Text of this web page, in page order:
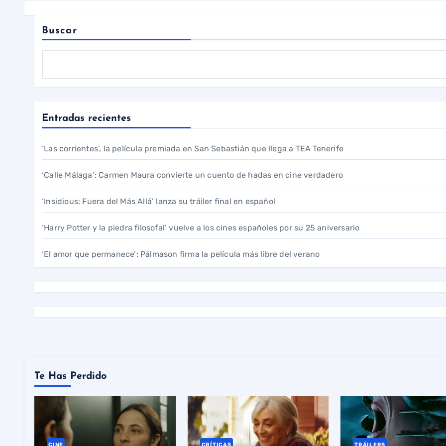
Buscar
Entradas recientes
‘Las corrientes’, la película premiada en San Sebastián que llega a TEA Tenerife
‘Calle Málaga’: Carmen Maura convierte un cuento de hadas en cine verdadero
‘Insidious: Fuera del Más Allá’ lanza su tráiler final en español
‘Harry Potter y la piedra filosofal’ vuelve a los cines españoles por su 25 aniversario
‘El amor que permanece’: Pálmason firma la película más libre del verano
Te Has Perdido